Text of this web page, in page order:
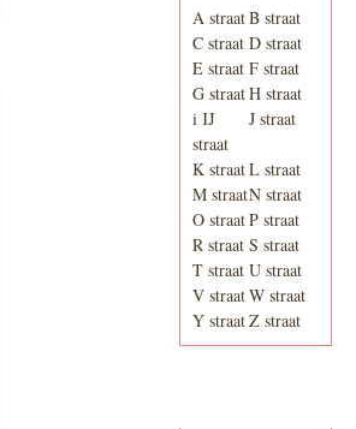
A straatB straat
C straat D straat
E straat F straat
G straatH straat
i IJ
straat
J straat
K straatL straat
M straatN straat
O straatP straat
R straat S straat
T straat U straat
V straatW straat
Y straatZ straat